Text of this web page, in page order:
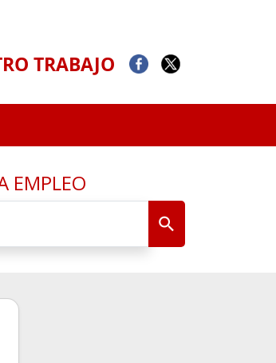
TRABAJO
EMPLEO